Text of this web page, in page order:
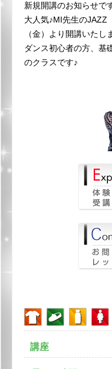
新規開講のお知らせで
大人気♪MI先生の
（金）より開講いたし
ダンス初心者の方、基
のクラスです♪
講座